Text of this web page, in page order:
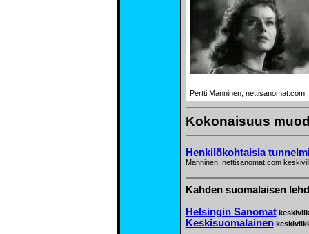
Pertti Manninen, nettisanomat.com,
Kokonaisuus
Henkilökohtaisia
Manninen, nettisanomat.com
Kahden suomalaisen
Helsingin Sanomat
Keskisuomalainen